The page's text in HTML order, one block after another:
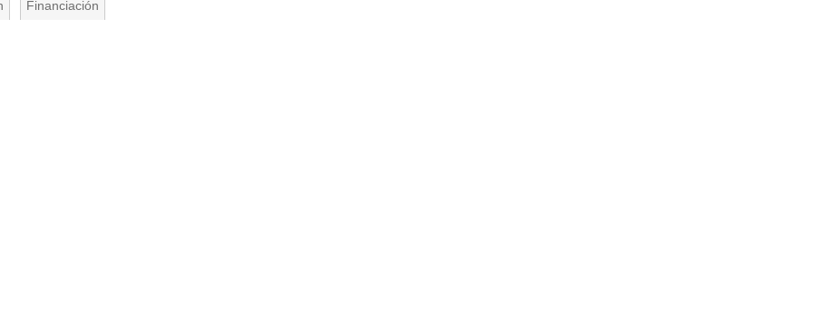
Financiación